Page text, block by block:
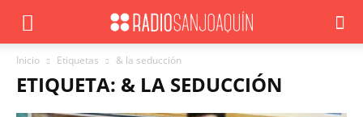
Inicio Etiquetas & la seducción
ETIQUETA: & LA SEDUCCIÓN